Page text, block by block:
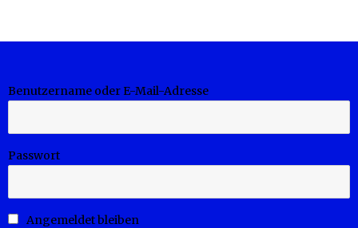
Benutzername oder E-Mail-Adresse
Passwort
Angemeldet bleiben